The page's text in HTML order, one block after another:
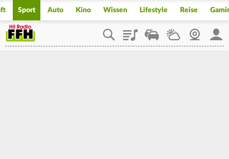
Sport Auto Kino Wissen Lifestyle Reise
PlaylistStaupilotWetterWebcam